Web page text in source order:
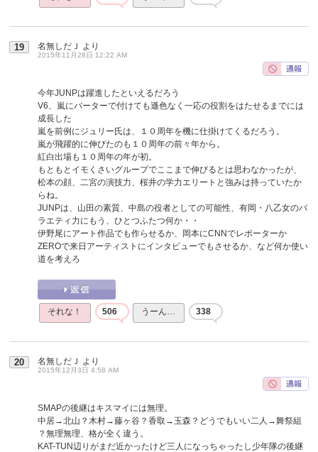
19 名無しだＪ より
2015年11月28日 12:22 AM
今年JUNPは躍進したといえるだろう
V6、嵐にバーターで付けても遜色なく一応の役割をはたせるまでには
成長した
嵐を前例にジュリー氏は、１０周年を機に仕掛けてくるだろう。
嵐が飛躍的に伸びたのも１０周年の前々年から。
紅白出場も１０周年の年が初。
もともとイモくさいグループでここまで伸びるとは思わなかったが、
松本の顔、二宮の演技力、桜井の学力エリートと強みは持っていたか
らね。
JUNPは、山田の素質、中島の役者としての可能性、有岡・八乙女のバ
ラエティ力にもう、ひとつふたつ何か・・
伊野尾にアート作品でも作らせるか、岡本にCNNでレポーターか
ZEROで来日アーティストにインタビューでもさせるか、など何か使い
道を考えろ
それな！ 506 うーん… 338
20 名無しだＪ より
2015年12月3日 4:58 AM
SMAPの後継はキスマイには無理。
中居→北山？木村→藤ヶ谷？香取→玉森？どうでもいい二人→舞祭組
？無理無理、格が全く違う。
KAT-TUN辺りがまだ近かったけど三人になっちゃったし少年隊の後継